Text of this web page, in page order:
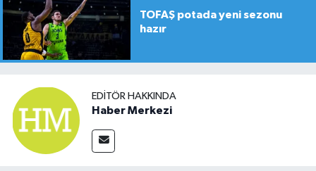
TOFAŞ potada yeni sezonu
hazır
EDITÖR HAKKINDA
Haber Merkezi